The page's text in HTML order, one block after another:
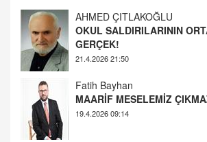
21.4.2026 21:50
Fatih Bayhan
MAARİF MESELEMİZ
YUSUF YAVUZYILMAZ